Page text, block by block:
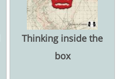
Thinking inside the
box